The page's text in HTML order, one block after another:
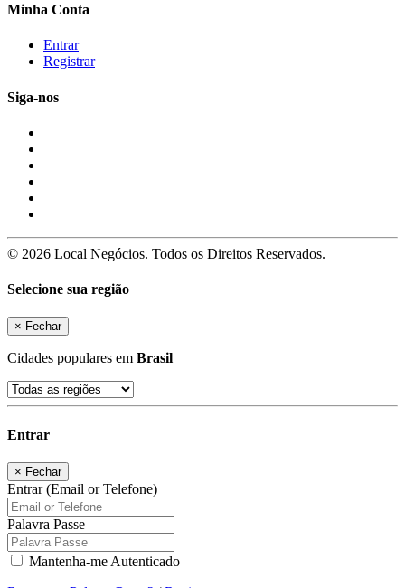
Minha Conta
Entrar
Registrar
Siga-nos
© 2026 Local Negócios. Todos os Direitos Reservados.
Selecione sua região
× Fechar
Cidades populares em Brasil
Entrar
× Fechar
Entrar (Email or Telefone)
Palavra Passe
Mantenha-me Autenticado